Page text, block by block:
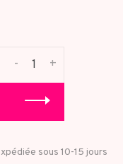
+
-
sous 10-15 jours